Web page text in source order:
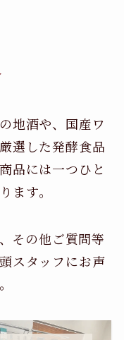
地酒や、国産ワ
厳選した発酵食品
品には一つひと
ます。
その他ご質問等
スタッフにお声